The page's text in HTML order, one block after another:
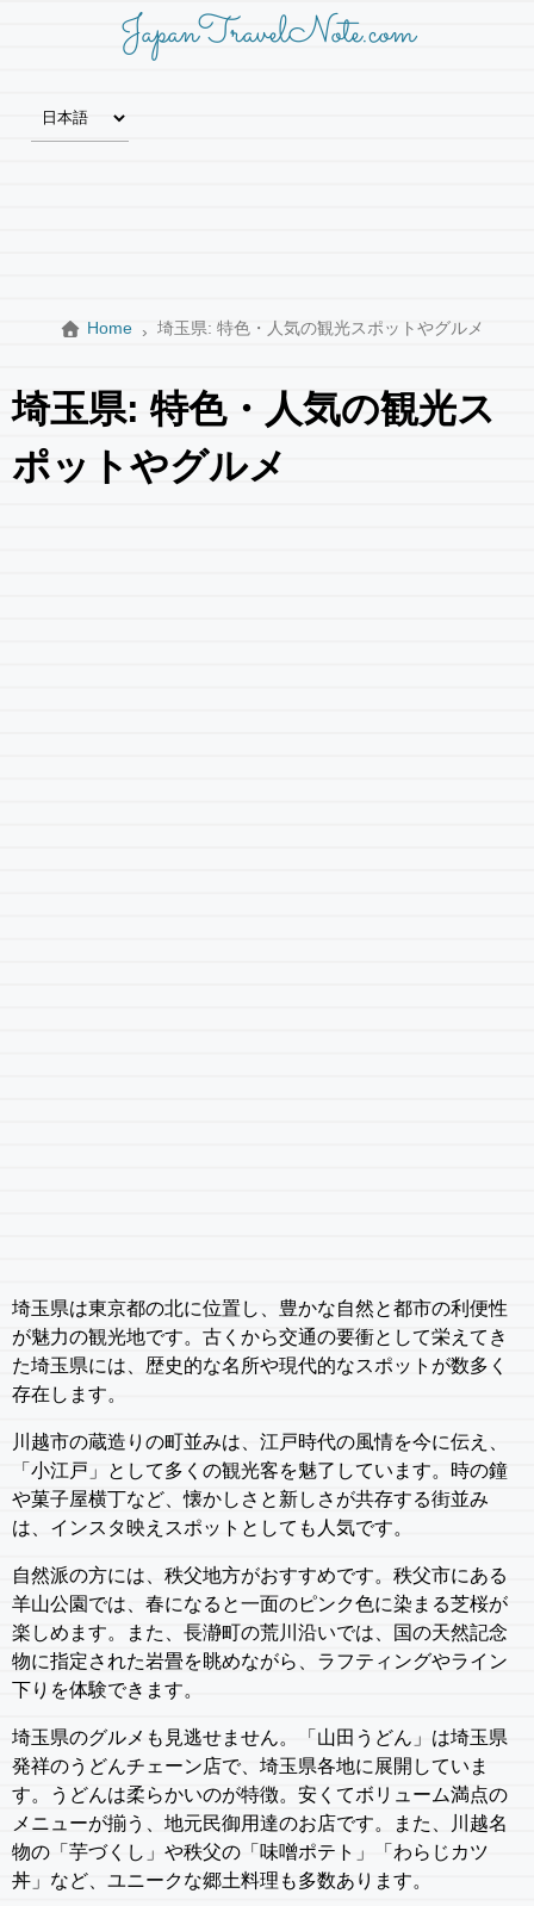
JapanTravelNote.com
Home 埼玉県: 特色・人気の観光スポットやグルメ
埼玉県: 特色・人気の観光ス
ポットやグルメ
埼玉県は東京都の北に位置し、豊かな自然と都市の利便性
が魅力の観光地です。古くから交通の要衝として栄えてき
た埼玉県には、歴史的な名所や現代的なスポットが数多く
存在します。
川越市の蔵造りの町並みは、江戸時代の風情を今に伝え、
「小江戸」として多くの観光客を魅了しています。時の鐘
や菓子屋横丁など、懐かしさと新しさが共存する街並み
は、インスタ映えスポットとしても人気です。
自然派の方には、秩父地方がおすすめです。秩父市にある
羊山公園では、春になると一面のピンク色に染まる芝桜が
楽しめます。また、長瀞町の荒川沿いでは、国の天然記念
物に指定された岩畳を眺めながら、ラフティングやライン
下りを体験できます。
埼玉県のグルメも見逃せません。「山田うどん」は埼玉県
発祥のうどんチェーン店で、埼玉県各地に展開していま
す。うどんは柔らかいのが特徴。安くてボリューム満点の
メニューが揃う、地元民御用達のお店です。また、川越名
物の「芋づくし」や秩父の「味噌ポテト」「わらじカツ
丼」など、ユニークな郷土料理も多数あります。